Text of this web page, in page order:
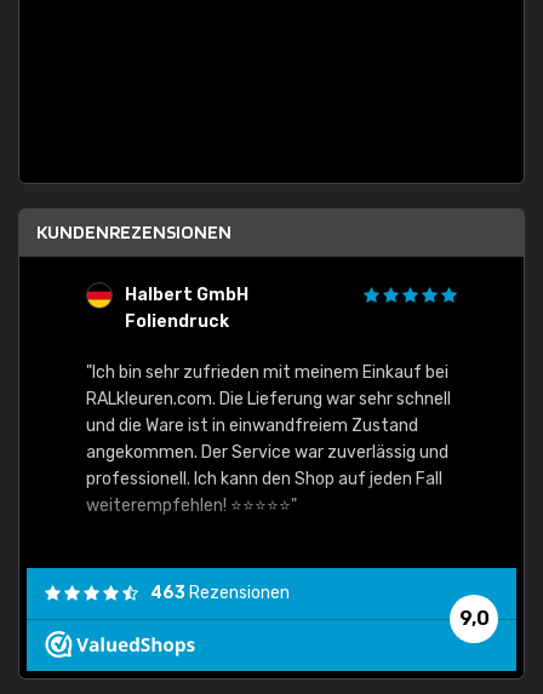
KUNDENREZENSIONEN
Halbert GmbH
Foliendruck
"Ich bin sehr zufrieden mit meinem Einkauf bei
RALkleuren.com. Die Lieferung war sehr schnell
und die Ware ist in einwandfreiem Zustand
angekommen. Der Service war zuverlässig und
professionell. Ich kann den Shop auf jeden Fall
weiterempfehlen! ⭐⭐⭐⭐⭐"
9,0
463 Rezensionen